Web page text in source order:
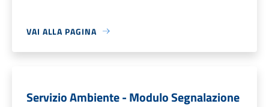
VAI ALLA PAGINA
Servizio Ambiente - Modulo Segnalazione